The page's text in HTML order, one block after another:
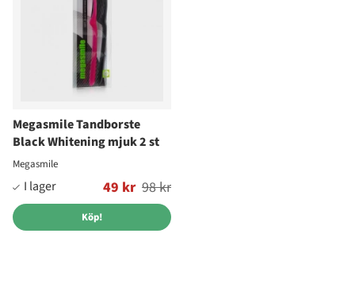
Megasmile Tandborste
Black Whitening mjuk 2 st
Megasmile
49 kr
Ordinarie pris: 98 kr
Köp!